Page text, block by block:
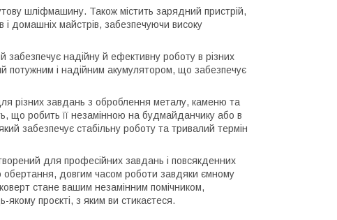
шліфмашину. Також містить зарядний пристрій,
домашніх майстрів, забезпечуючи високу
забезпечує надійну й ефективну роботу в різних
потужним і надійним акумулятором, що забезпечує
різних завдань з оброблення металу, каменю та
що робить її незамінною на будмайданчику або в
забезпечує стабільну роботу та тривалий термін
для професійних завдань і повсякденних
обертання, довгим часом роботи завдяки ємному
стане вашим незамінним помічником,
проєкті, з яким ви стикаєтеся.